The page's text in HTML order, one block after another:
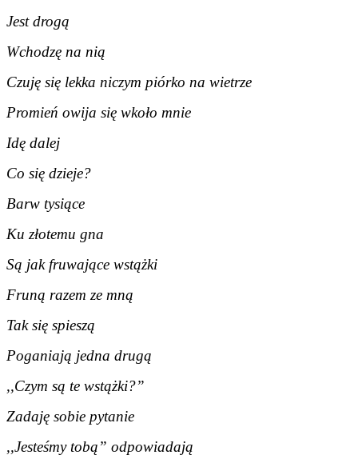
Jest drogą
Wchodzę na nią
Czuję się lekka niczym piórko na wietrze
Promień owija się wkoło mnie
Idę dalej
Co się dzieje?
Barw tysiące
Ku złotemu gna
Są jak fruwające wstążki
Fruną razem ze mną
Tak się spieszą
Poganiają jedna drugą
,,Czym są te wstążki?”
Zadaję sobie pytanie
,,Jesteśmy tobą” odpowiadają